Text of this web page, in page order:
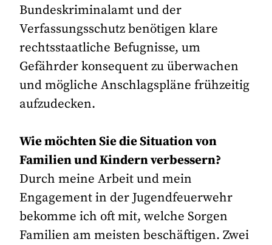
Bundeskriminalamt und der
Verfassungsschutz benötigen klare
rechtsstaatliche Befugnisse, um
Gefährder konsequent zu überwachen
und mögliche Anschlagspläne frühzeitig
aufzudecken.
Wie möchten Sie die Situation von
Familien und Kindern verbessern?
Durch meine Arbeit und mein
Engagement in der Jugendfeuerwehr
bekomme ich oft mit, welche Sorgen
Familien am meisten beschäftigen. Zwei